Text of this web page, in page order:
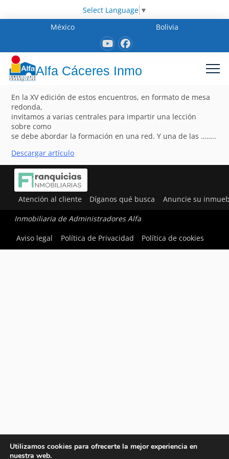
Select Language ▼
México
Bolivia
Alfa Cáceres Inmo
En la XV edición de estos encuentros, en formato de mesa
redonda,
invitamos a varias centrales para impartir una lección
sobre como
se debe abordar la formación en una red. Y una de las ……..
Descargar artículo
Atención al cliente Díganos qué busca Anuncie su
Inmobiliaria de Administradores Alfa
Aviso legal
Política de Privacidad Política de cookies
Utilizamos cookies para ofrecerte la mejor experiencia en
nuestra web.